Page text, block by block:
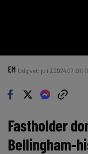
EM Udgivet: juli 9, 2024 07:01 |
Fastholder
Bellingham-